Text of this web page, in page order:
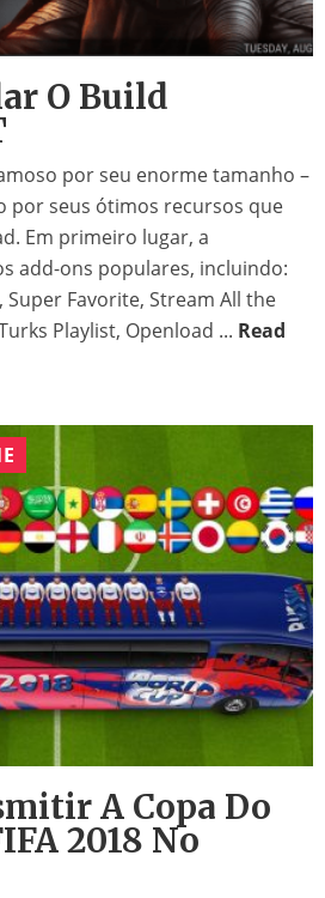
O Build
por seu enorme tamanho –
por seus ótimos recursos que
Em primeiro lugar, a
add-ons populares, incluindo:
Super Favorite, Stream All the
Playlist, Openload ... Read
A Copa Do
2018 No